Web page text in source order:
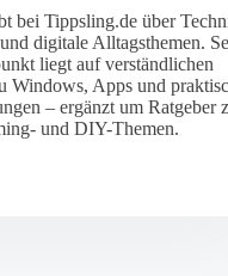
bei Tippsling.de über
digitale Alltagsthemen.
liegt auf verständlichen
Windows, Apps und
– ergänzt um Ratgeber
und DIY-Themen.